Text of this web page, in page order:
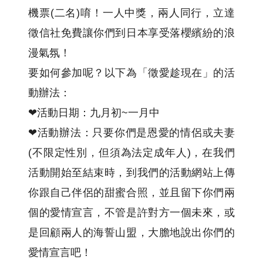
機票(二名)唷！一人中獎，兩人同行，立達
徵信社免費讓你們到日本享受落櫻繽紛的浪
漫氣氛！
要如何參加呢？以下為「徵愛趁現在」的活
動辦法：
❤活動日期：九月初~一月中
❤活動辦法：只要你們是恩愛的情侶或夫妻
(不限定性別，但須為法定成年人)，在我們
活動開始至結束時，到我們的活動網站上傳
你跟自己伴侶的甜蜜合照，並且留下你們兩
個的愛情宣言，不管是許對方一個未來，或
是回顧兩人的海誓山盟，大膽地說出你們的
愛情宣言吧！